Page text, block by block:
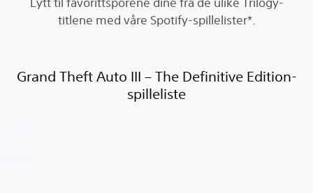
titlene med våre Spotify-spillelister*.
Grand Theft Auto III – The Definitive Edition-
spilleliste